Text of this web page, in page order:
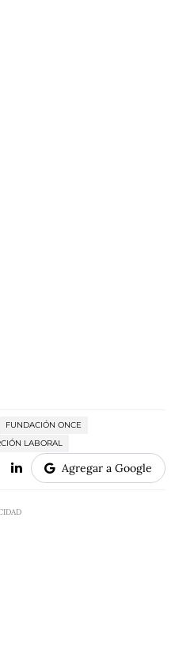
FUNDACIÓN ONCE
LABORAL
Agregar a Google